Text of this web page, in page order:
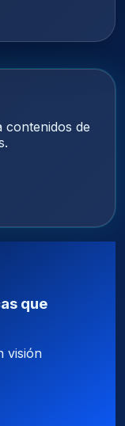
contenidos de
que
visión